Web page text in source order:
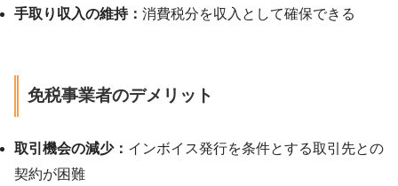
手取り収入の維持： 消費税分を収入として確保できる
免税事業者のデメリット
取引機会の減少： インボイス発行を条件とする取引先との
契約が困難